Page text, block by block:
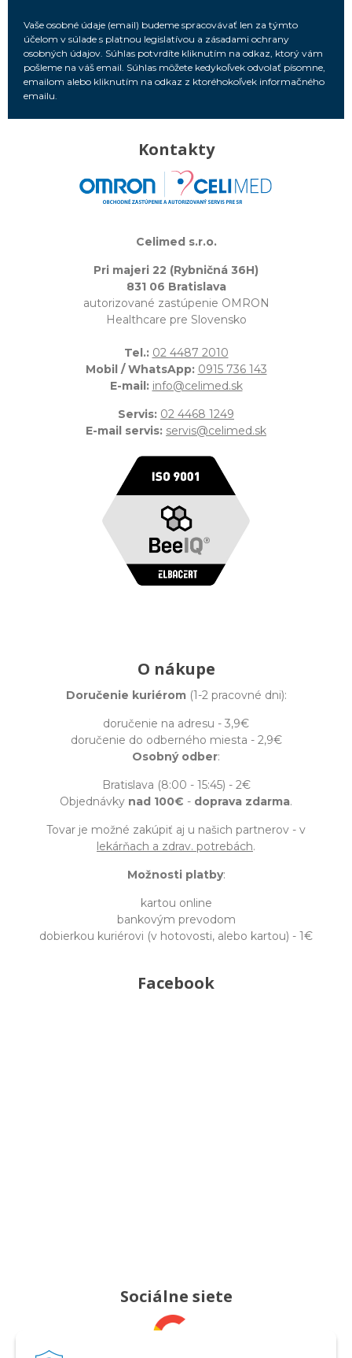
Vaše osobné údaje (email) budeme spracovávať len za týmto
účelom v súlade s platnou legislatívou a zásadami ochrany
osobných údajov. Súhlas potvrdíte kliknutím na odkaz, ktorý vám
pošleme na váš email. Súhlas môžete kedykoľvek odvolať písomne,
emailom alebo kliknutím na odkaz z ktoréhokoľvek informačného
emailu.
Kontakty
Celimed s.r.o.
Pri majeri 22 (Rybničná 36H)
831 06 Bratislava
autorizované zastúpenie OMRON
Healthcare pre Slovensko
Tel.: 02 4487 2010
Mobil / WhatsApp: 0915 736 143
E-mail: info@celimed.sk
Servis: 02 4468 1249
E-mail servis: servis@celimed.sk
O nákupe
Doručenie kuriérom(1-2 pracovné dni):
doručenie na adresu - 3,9€
doručenie do odberného miesta - 2,9€
Osobný odber:
Bratislava (8:00 - 15:45) - 2€
Objednávky nad 100€ - doprava zdarma.
Tovar je možné zakúpiť aj u našich partnerov - v
lekárňach a zdrav. potrebách.
Možnosti platby:
kartou online
bankovým prevodom
dobierkou kuriérovi (v hotovosti, alebo kartou) - 1€
Facebook
Sociálne siete